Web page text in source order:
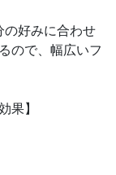
の好みに合わせ
ので、幅広いフ
果】